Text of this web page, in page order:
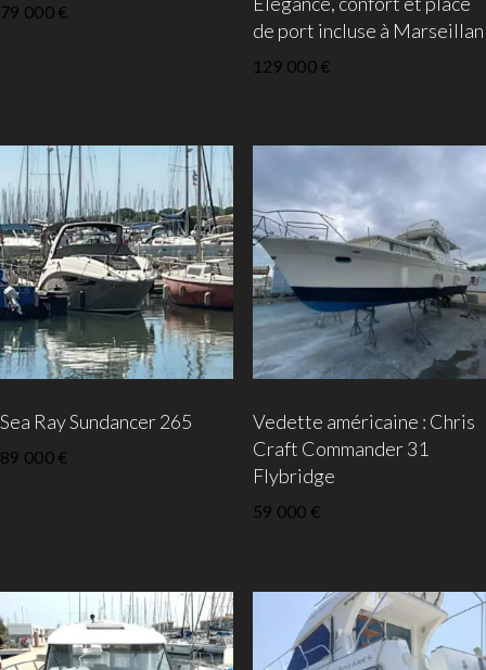
79 000 €
de port incluse à Marseillan
129 000 €
Sea Ray Sundancer 265
89 000 €
Vedette américaine : Chris
Craft Commander 31
Flybridge
59 000 €